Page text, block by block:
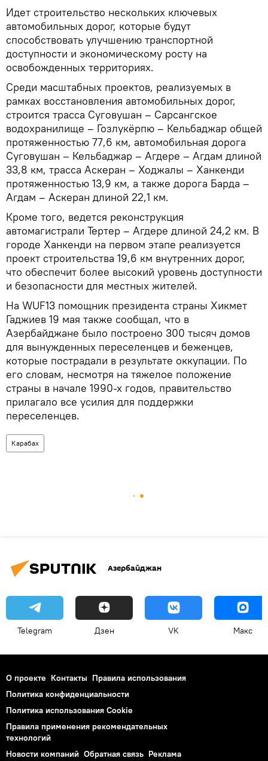
Идет строительство нескольких ключевых
автомобильных дорог, которые будут
способствовать улучшению транспортной
доступности и экономическому росту на
освобожденных территориях.
Среди масштабных проектов, реализуемых в
рамках восстановления автомобильных дорог,
строится трасса Суговушан – Сарсангское
водохранилище – Гозлукёрпю – Кельбаджар общей
протяженностью 77,6 км, автомобильная дорога
Суговушан – Кельбаджар – Агдере – Агдам длиной
33,8 км, трасса Аскеран – Ходжалы – Ханкенди
протяженностью 13,9 км, а также дорога Барда –
Агдам – Аскеран длиной 22,1 км.
Кроме того, ведется реконструкция
автомагистрали Тертер – Агдере длиной 24,2 км. В
городе Ханкенди на первом этапе реализуется
проект строительства 19,6 км внутренних дорог,
что обеспечит более высокий уровень доступности
и безопасности для местных жителей.
На WUF13 помощник президента страны Хикмет
Гаджиев 19 мая также сообщал, что в
Азербайджане было построено 300 тысяч домов
для вынужденных переселенцев и беженцев,
которые пострадали в результате оккупации. По
его словам, несмотря на тяжелое положение
страны в начале 1990-х годов, правительство
прилагало все усилия для поддержки
переселенцев.
Карабах
Азербайджан
Telegram Дзен VK Макс
О проекте Контакты Правила использования
Политика конфиденциальности
Политика использования Cookie
Правила применения рекомендательных
технологий
Новости компаний Обратная связь Реклама